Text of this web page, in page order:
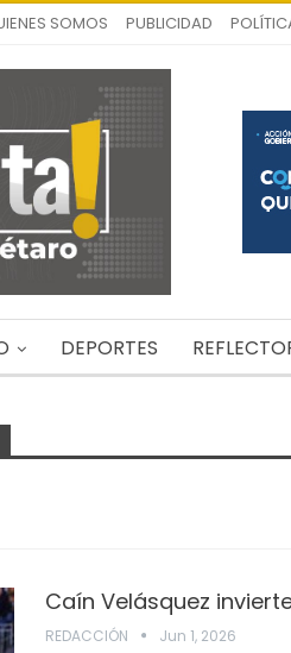
SOMOS PUBLICIDAD
DEPORTES
Caín Velásquez
REDACCIÓN Jun 1, 2026